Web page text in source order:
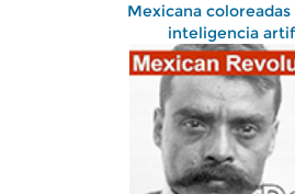
Mexicana
inteligencia